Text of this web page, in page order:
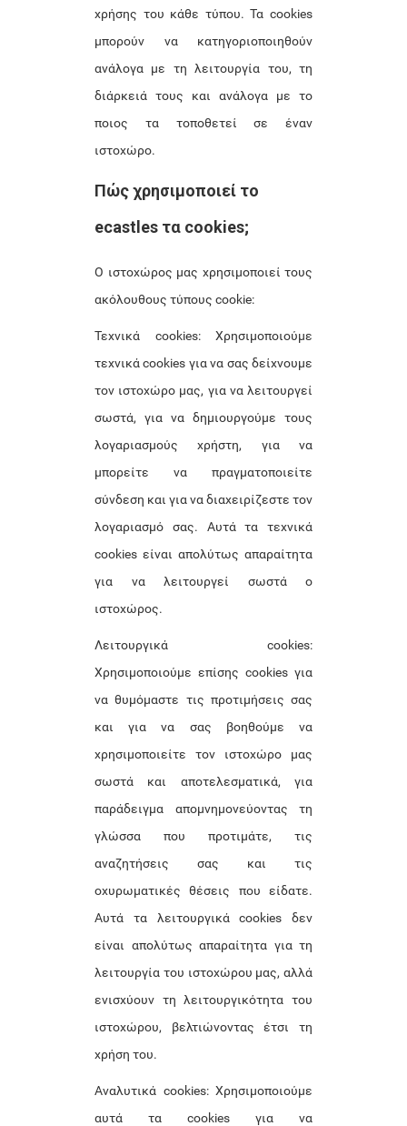
χρήσης του κάθε τύπου. Τα cookies
μπορούν να κατηγοριοποιηθούν
ανάλογα με τη λειτουργία του, τη
διάρκειά τους και ανάλογα με το
ποιος τα τοποθετεί σε έναν
ιστοχώρο.
Πώς χρησιμοποιεί το
ecastles τα cookies;
Ο ιστοχώρος μας χρησιμοποιεί τους
ακόλουθους τύπους cookie:
Τεχνικά cookies: Χρησιμοποιούμε
τεχνικά cookies για να σας δείχνουμε
τον ιστοχώρο μας, για να λειτουργεί
σωστά, για να δημιουργούμε τους
λογαριασμούς χρήστη, για να
μπορείτε να πραγματοποιείτε
σύνδεση και για να διαχειρίζεστε τον
λογαριασμό σας. Αυτά τα τεχνικά
cookies είναι απολύτως απαραίτητα
για να λειτουργεί σωστά ο
ιστοχώρος.
Λειτουργικά cookies:
Χρησιμοποιούμε επίσης cookies για
να θυμόμαστε τις προτιμήσεις σας
και για να σας βοηθούμε να
χρησιμοποιείτε τον ιστοχώρο μας
σωστά και αποτελεσματικά, για
παράδειγμα απομνημονεύοντας τη
γλώσσα που προτιμάτε, τις
αναζητήσεις σας και τις
οχυρωματικές θέσεις που είδατε.
Αυτά τα λειτουργικά cookies δεν
είναι απολύτως απαραίτητα για τη
λειτουργία του ιστοχώρου μας, αλλά
ενισχύουν τη λειτουργικότητα του
ιστοχώρου, βελτιώνοντας έτσι τη
χρήση του.
Αναλυτικά cookies: Χρησιμοποιούμε
αυτά τα cookies για να